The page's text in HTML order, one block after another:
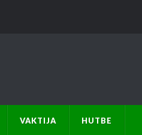
VAKTIJA HUTBE